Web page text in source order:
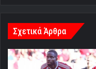
Σχετικά Άρθρα